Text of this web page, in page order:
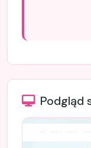
Podgląd